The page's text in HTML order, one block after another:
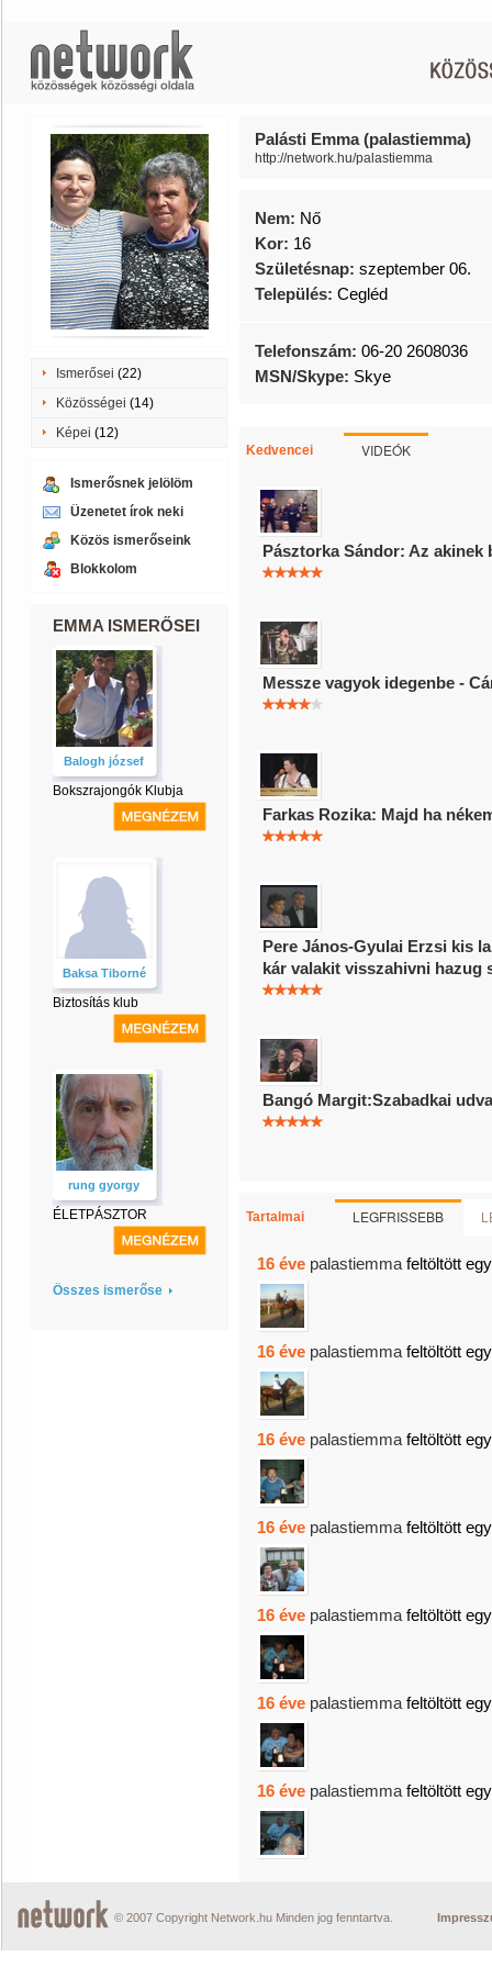
Ismerősei (22)
Közösségei (14)
Képei (12)
Ismerősnek jelölöm
Üzenetet írok neki
Közös ismerőseink
Blokkolom
EMMA ISMERŐSEI
Balogh józsef
Bokszrajongók Klubja
Baksa Tiborné
Biztosítás klub
rung gyorgy
ÉLETPÁSZTOR
Összes ismerőse
Palásti Emma (palastiemma)
http://network.hu/palastiemma
Nem: Nő
Kor: 16
Születésnap: szeptember 06.
Település: Cegléd
Telefonszám: 06-20 2608036
MSN/Skype: Skye
Kedvencei VIDEÓK
Pásztorka Sándor: Az akinek
Messze vagyok idegenbe -
Farkas Rozika: Majd ha
Pere János-Gyulai Erzsi kis
kár valakit visszahivni hazug
Bangó Margit:Szabadkai
Tartalmai LEGFRISSEBB
16 éve palastiemma feltöltött
16 éve palastiemma feltöltött
16 éve palastiemma feltöltött
16 éve palastiemma feltöltött
16 éve palastiemma feltöltött
16 éve palastiemma feltöltött
16 éve palastiemma feltöltött
© 2007 Copyright Network.hu Minden jog fenntartva.